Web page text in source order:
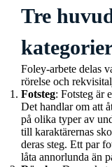
Tre
Foley-arbete delas
rörelse och
Fotsteg: Fotsteg är
Det handlar om att
på olika typer av
till karaktärernas
deras steg. Ett par
låta annorlunda än